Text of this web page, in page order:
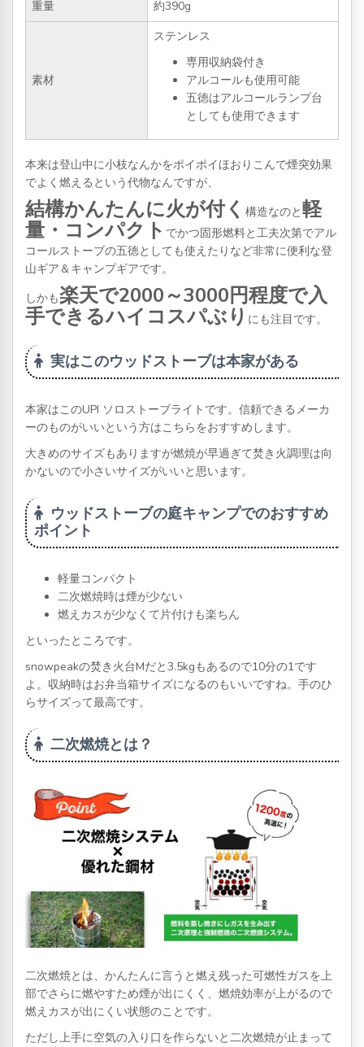
重量 約390g
素材
ステンレス
専用収納袋付き
アルコールも使用可能
五徳はアルコールランプ台
としても使用できます
本来は登山中に小枝なんかをポイポイほおりこんで煙突効果
でよく燃えるという代物なんですが、
結構かんたんに火が付く 構造なのと軽
量・コンパクト でかつ固形燃料と工夫次第でアル
コールストーブの五徳としても使えたりなど非常に便利な登
山ギア＆キャンプギアです。
しかも楽天で2000～3000円程度で入
手できるハイコスパぶり にも注目です。
実はこのウッドストーブは本家がある
本家はこのUPI ソロストーブライトです。信頼できるメーカ
ーのものがいいという方はこちらをおすすめします。
大きめのサイズもありますが燃焼が早過ぎて焚き火調理は向
かないので小さいサイズがいいと思います。
ウッドストーブの庭キャンプでのおすすめ
ポイント
軽量コンパクト
二次燃焼時は煙が少ない
燃えカスが少なくて片付けも楽ちん
といったところです。
snowpeakの焚き火台Mだと3.5kgもあるので10分の1です
よ。収納時はお弁当箱サイズになるのもいいですね。手のひ
らサイズって最高です。
二次燃焼とは？
二次燃焼とは、かんたんに言うと燃え残った可燃性ガスを上
部でさらに燃やすため煙が出にくく、燃焼効率が上がるので
燃えカスが出にくい状態のことです。
ただし上手に空気の入り口を作らないと二次燃焼が止まって